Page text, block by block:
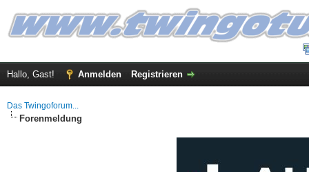
Hallo, Gast! Anmelden Registrieren
Das Twingoforum...
Forenmeldung